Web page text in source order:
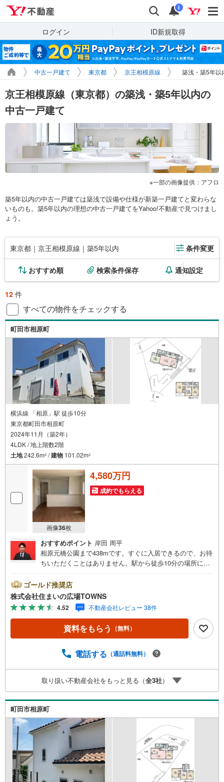
検索 通知
i
ログイン ID新規取得
中古一戸建て 東京都 京王相模原線 築浅・築5年以
京王相模原線（東京都）の築浅・築5年以内の
中古一戸建て
一部の画像提供：アフロ
築5年以内の中古一戸建ては築浅で設備や仕様が新築一戸建てと変わらな
いものも。築5年以内の理想の中古一戸建てをYahoo!不動産で見つけまし
ょう。
東京都｜京王相模原線｜築5年以内 条件変更
おすすめ順 検索条件保存 通知設定
12 件
すべての物件をチェックする
町田市相原町
横浜線 「相原」駅 徒歩10分
東京都町田市相原町
2024年11月（築2年）
4LDK / 地上階数2階
土地242.6m2 /建物 101.02m2
画像36枚
4,580万円
成約でもらえる
おすすめポイント 岸田 周平
相原元橋公園まで438mです。すぐに入居できるので、お待
ちいただくことはありません。駅から徒歩10分の場所に位
を気にする事がありません。洗濯物を干して乾かせる浴室
乾燥機付きのお風呂場のある物件です。多くの方に好評
の、4LDKの物件情報はこちらです。動線を意識したデザイ
ンのシステムキッチン付きで作業能率が上がります。
ゴールド推奨店
株式会社住まいの広場TOWNS
4.52 不動産会社レビュー 38件
資料をもらう （無料）
電話する （通話料無料）
取り扱い不動産会社をもっと見る（全3社）
町田市相原町